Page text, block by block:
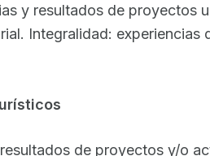
y resultados de
Integralidad:
de proyectos y/o